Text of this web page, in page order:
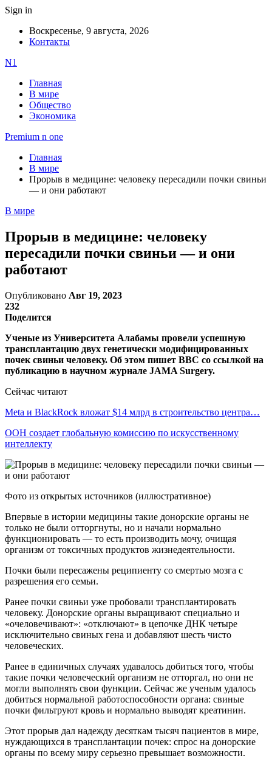
Sign in
Воскресенье, 9 августа, 2026
Контакты
N1
Главная
В мире
Общество
Экономика
Premium n one
Главная
В мире
Прорыв в медицине: человеку пересадили почки свиньи
— и они работают
В мире
Прорыв в медицине: человеку
пересадили почки свиньи — и они
работают
Опубликовано Авг 19, 2023
232
Поделится
Ученые из Университета Алабамы провели успешную
трансплантацию двух генетически модифицированных
почек свиньи человеку. Об этом пишет BBC со ссылкой на
публикацию в научном журнале JAMA Surgery.
Сейчас читают
Meta и BlackRock вложат $14 млрд в строительство центра…
ООН создает глобальную комиссию по искусственному
интеллекту
Фото из открытых источников (иллюстративное)
Впервые в истории медицины такие донорские органы не
только не были отторгнуты, но и начали нормально
функционировать — то есть производить мочу, очищая
организм от токсичных продуктов жизнедеятельности.
Почки были пересажены реципиенту со смертью мозга с
разрешения его семьи.
Ранее почки свиньи уже пробовали трансплантировать
человеку. Донорские органы выращивают специально и
«очеловечивают»: «отключают» в цепочке ДНК четыре
исключительно свиных гена и добавляют шесть чисто
человеческих.
Ранее в единичных случаях удавалось добиться того, чтобы
такие почки человеческий организм не отторгал, но они не
могли выполнять свои функции. Сейчас же ученым удалось
добиться нормальной работоспособности органа: свиные
почки фильтруют кровь и нормально выводят креатинин.
Этот прорыв дал надежду десяткам тысяч пациентов в мире,
нуждающихся в трансплантации почек: спрос на донорские
органы по всему миру серьезно превышает возможности.